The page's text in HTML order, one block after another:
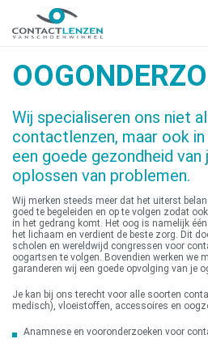
Wij specialiseren ons niet
contactlenzen, maar ook
een goede gezondheid van
oplossen van problemen.
Wij merken steeds meer dat het uiterst
goed te begeleiden en op te volgen zodat
in het gedrang komt. Het oog is namelijk
het lichaam en verdient de beste zorg. Dit
scholen en wereldwijd congressen voor
oogartsen te volgen. Bovendien werken we
garanderen wij een goede opvolging van je
Je kan bij ons terecht voor alle soorten
medisch), vloeistoffen, accessoires en
Anamnese en vooronderzoeken voor